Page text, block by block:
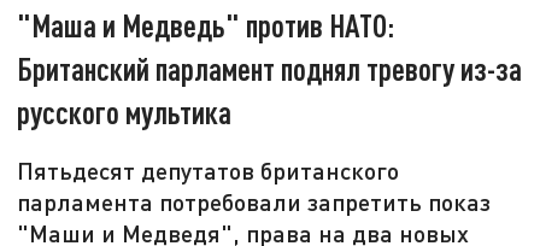
"Маша и Медведь" против НАТО:
Британский парламент поднял тревогу из-за
русского мультика
Пятьдесят депутатов британского
парламента потребовали запретить показ
"Маши и Медведя", права на два новых